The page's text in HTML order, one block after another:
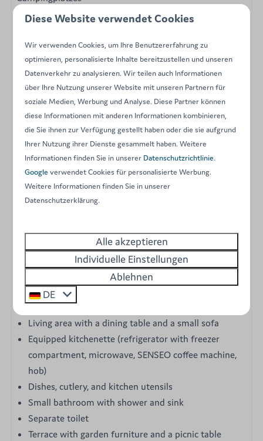
Enjoy our 4-person chalets in the heart of the french
Ardennes
Looking for a simple, no-fuss holiday? This 4-person
chalet offers everything you need for a pleasant stay as
a couple or with your family. Located in the heart of our
family campsite, it appeals for its practicality and
functionality.
The chalet is simply equipped, perfect for those who are
primarily looking for a comfortable base from which to
enjoy nature and camping. The chalets are not
side by side. Parking is nearby.
Chalet layout:
A bedroom with a double bed (140x190cm)
A second bedroom with bunk beds
Living area with a dining table and a small sofa
Equipped kitchenette (refrigerator with freezer
compartment, microwave, SENSEO coffee machine,
hob)
Dishes, cutlery, and kitchen utensils
Small bathroom with shower and sink
Separate toilet
Terrace with garden furniture and a picnic table
Diese Website verwendet Cookies
Wir verwenden Cookies, um Ihre Benutzererfahrung zu
optimieren, personalisierte Inhalte bereitzustellen und unseren
Datenverkehr zu analysieren. Wir teilen auch Informationen
über Ihre Nutzung unserer Website mit unseren Partnern für
soziale Medien, Werbung und Analyse. Diese Partner können
diese Informationen mit anderen Informationen kombinieren,
die Sie ihnen zur Verfügung gestellt haben oder die sie aufgrund
Ihrer Nutzung ihrer Dienste gesammelt haben. Weitere
Informationen finden Sie in unserer Datenschutzrichtlinie.
Google verwendet Cookies für personalisierte Werbung.
Weitere Informationen finden Sie in unserer
Datenschutzerklärung.
Alle akzeptieren
Individuelle Einstellungen
Ablehnen
DE